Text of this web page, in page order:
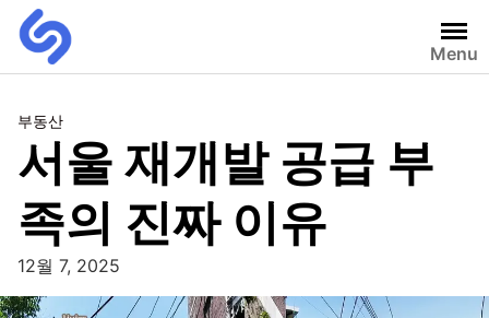
Menu
부동산
서울 재개발 공급 부
족의 진짜 이유
12월 7, 2025